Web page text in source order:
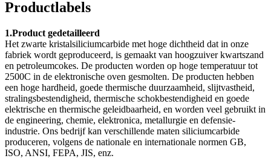
Productlabels
1.Product gedetailleerd
Het zwarte kristalsiliciumcarbide met hoge dichtheid dat in onze
fabriek wordt geproduceerd, is gemaakt van hoogzuiver kwartszand
en petroleumcokes. De producten worden op hoge temperatuur tot
2500C in de elektronische oven gesmolten. De producten hebben
een hoge hardheid, goede thermische duurzaamheid, slijtvastheid,
stralingsbestendigheid, thermische schokbestendigheid en goede
elektrische en thermische geleidbaarheid, en worden veel gebruikt in
de engineering, chemie, elektronica, metallurgie en defensie-
industrie. Ons bedrijf kan verschillende maten siliciumcarbide
produceren, volgens de nationale en internationale normen GB,
ISO, ANSI, FEPA, JIS, enz.